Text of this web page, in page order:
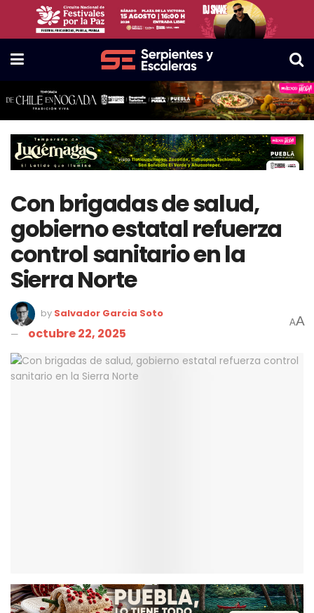
Con brigadas de salud,
gobierno estatal refuerza
control sanitario en la
Sierra Norte
by Salvador Garcia Soto
octubre 22, 2025
AA